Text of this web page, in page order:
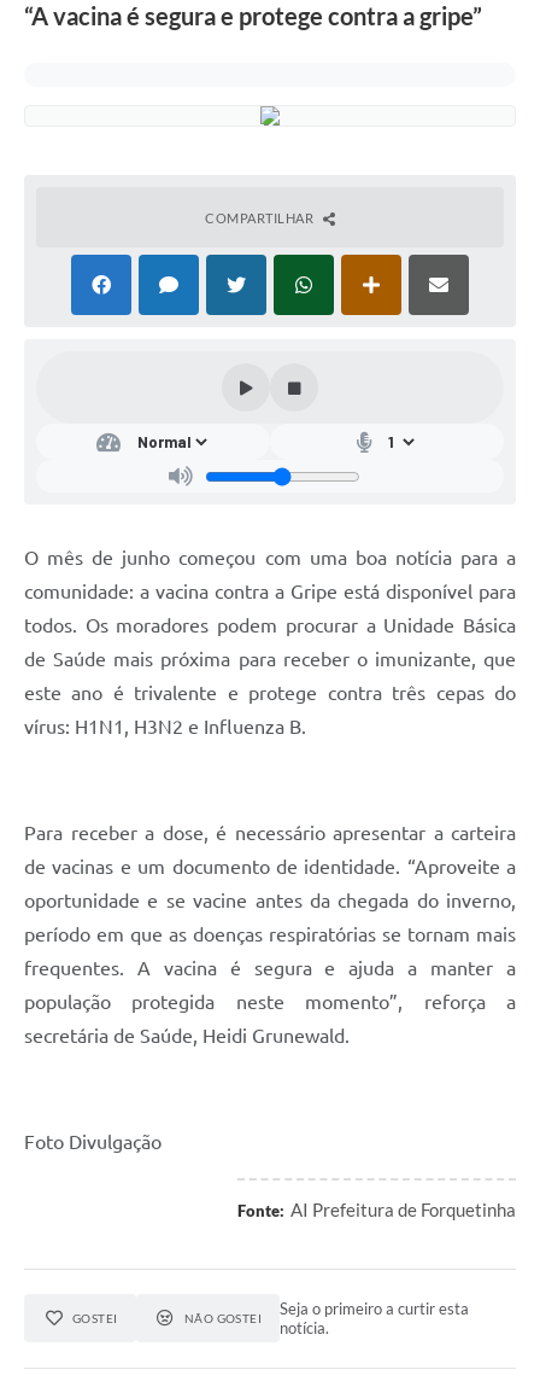
“A vacina é segura e protege contra a gripe”
COMPARTILHAR
O mês de junho começou com uma boa notícia para a
comunidade: a vacina contra a Gripe está disponível para
todos. Os moradores podem procurar a Unidade Básica
de Saúde mais próxima para receber o imunizante, que
este ano é trivalente e protege contra três cepas do
vírus: H1N1, H3N2 e Influenza B.
Para receber a dose, é necessário apresentar a carteira
de vacinas e um documento de identidade. “Aproveite a
oportunidade e se vacine antes da chegada do inverno,
período em que as doenças respiratórias se tornam mais
frequentes. A vacina é segura e ajuda a manter a
população protegida neste momento”, reforça a
secretária de Saúde, Heidi Grunewald.
Foto Divulgação
Fonte: AI Prefeitura de Forquetinha
GOSTEI NÃO GOSTEI
Seja o primeiro a curtir esta
notícia.